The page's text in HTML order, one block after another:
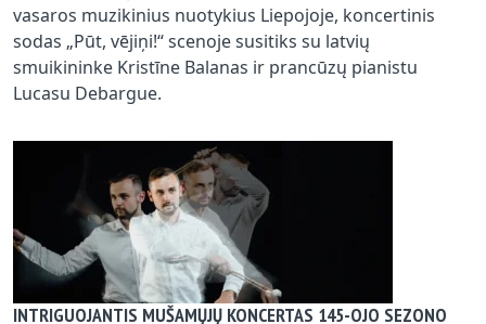
vasaros muzikinius nuotykius Liepojoje, koncertinis
sodas „Pūt, vējiņi!“ scenoje susitiks su latvių
smuikininke Kristīne Balanas ir prancūzų pianistu
Lucasu Debargue.
INTRIGUOJANTIS MUŠAMŲJŲ KONCERTAS 145-OJO SEZONO